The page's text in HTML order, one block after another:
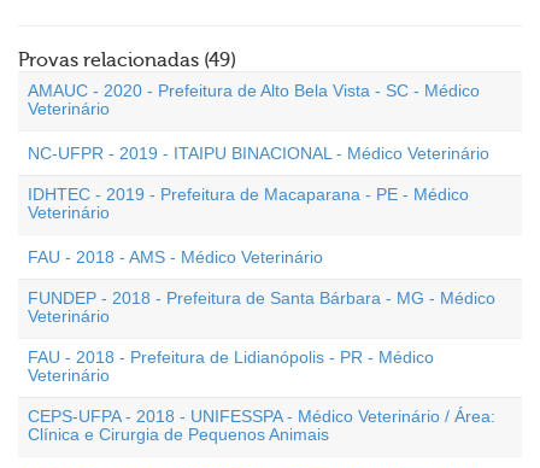
Provas relacionadas (49)
AMAUC - 2020 - Prefeitura de Alto Bela Vista - SC - Médico
Veterinário
NC-UFPR - 2019 - ITAIPU BINACIONAL - Médico Veterinário
IDHTEC - 2019 - Prefeitura de Macaparana - PE - Médico
Veterinário
FAU - 2018 - AMS - Médico Veterinário
FUNDEP - 2018 - Prefeitura de Santa Bárbara - MG - Médico
Veterinário
FAU - 2018 - Prefeitura de Lidianópolis - PR - Médico
Veterinário
CEPS-UFPA - 2018 - UNIFESSPA - Médico Veterinário / Área:
Clínica e Cirurgia de Pequenos Animais